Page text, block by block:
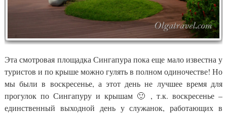
Эта смотровая площадка Сингапура пока еще мало известна у
туристов и по крыше можно гулять в полном одиночестве! Но
мы были в воскресенье, а этот день не лучшее время для
прогулок по Сингапуру и крышам 🙂 , т.к. воскресенье –
единственный выходной день у служанок, работающих в